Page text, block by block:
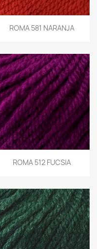
ROMA 581 NARANJA
ROMA 512 FUCSIA